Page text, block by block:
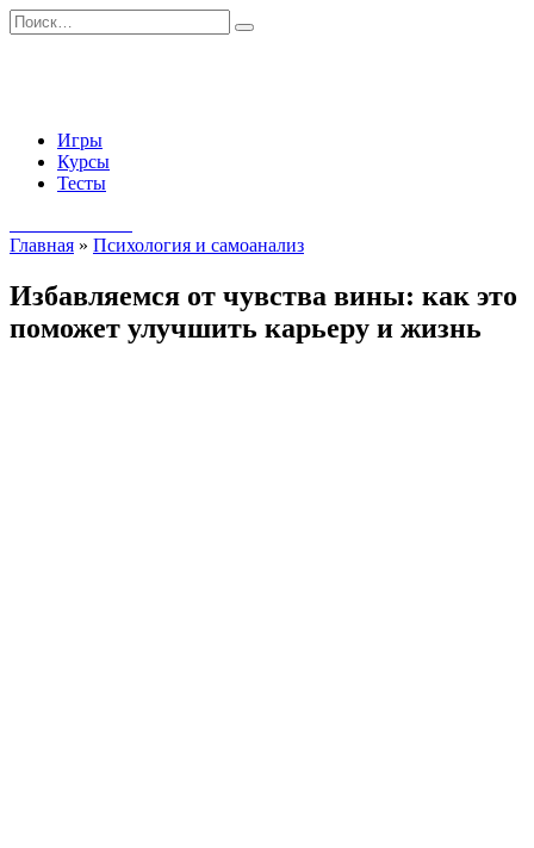
Перейти
к
Search
for:
Игры
Курсы
Тесты
Главная » Психология и самоанализ
Избавляемся от чувства вины: как это
поможет улучшить карьеру и жизнь